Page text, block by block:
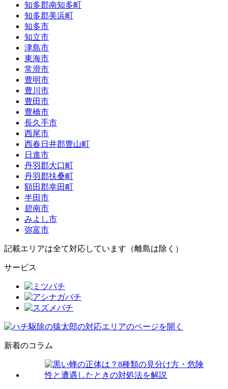
知多郡南知多町
知多郡美浜町
知多市
知立市
津島市
東海市
常滑市
豊明市
豊川市
豊田市
豊橋市
長久手市
西尾市
西春日井郡豊山町
日進市
丹羽郡大口町
丹羽郡扶桑町
額田郡幸田町
半田市
碧南市
みよし市
弥富市
記載エリアは全て対応しています（離島は除く）
サービス
新着のコラム